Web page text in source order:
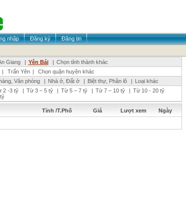
nhập Đăng ký
Đăng tin
Giang | Yên Bái | Chọn tỉnh thành khác
| Trấn Yên |
Chọn quận huyện khác
Văn phòng | Nhà ở, Đất ở | Biệt thự, Phân lô | Loại khác
2 -3 tỷ | Từ 3 – 5 tỷ | Từ 5 – 7 tỷ | Từ 7 – 10 tỷ | Từ 10 - 20 tỷ
Tỉnh /T.Phố Giá Lượt xem Ngày